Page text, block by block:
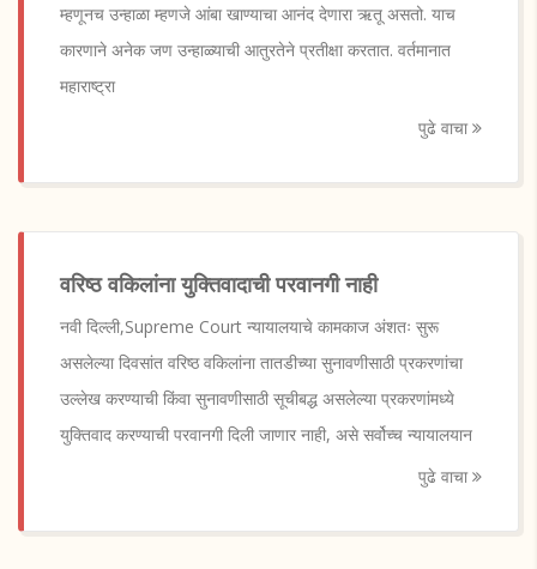
म्हणूनच उन्हाळा म्हणजे आंबा खाण्याचा आनंद देणारा ऋतू असतो. याच
कारणाने अनेक जण उन्हाळ्याची आतुरतेने प्रतीक्षा करतात. वर्तमानात
महाराष्ट्रा
पुढे वाचा
वरिष्ठ वकिलांना युक्तिवादाची परवानगी नाही
नवी दिल्ली,Supreme Court न्यायालयाचे कामकाज अंशतः सुरू
असलेल्या दिवसांत वरिष्ठ वकिलांना तातडीच्या सुनावणीसाठी प्रकरणांचा
उल्लेख करण्याची किंवा सुनावणीसाठी सूचीबद्ध असलेल्या प्रकरणांमध्ये
युक्तिवाद करण्याची परवानगी दिली जाणार नाही, असे सर्वोच्च न्यायालयान
पुढे वाचा